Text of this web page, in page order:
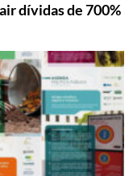
dívidas de 700%